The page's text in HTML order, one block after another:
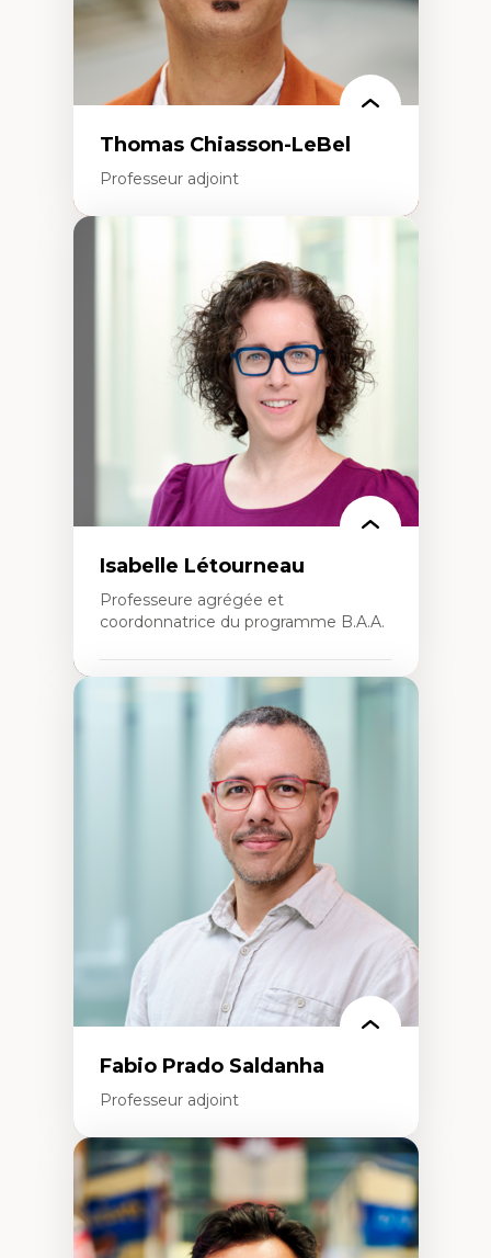
Thomas Chiasson-LeBel
Professeur adjoint
Théories du développement
Économie politique comparée
Élites économiques
Sociologie économique
Extractivisme
Classes sociales
Mouvements sociaux
Théories de l’État
Isabelle Létourneau
Professeure agrégée et
coordonnatrice du programme B.A.A.
Expertises
Conciliation travail-vie personnelle
Gestion des ressources humaines
(attraction et fidélisation de la main-
Responsabilité sociale des organisations
Interventions organisationnelles
Comportement organisationnel
(mobilisation au travail)
Recherche qualitative
Éthique des affaires
Fabio Prado Saldanha
Professeur adjoint
Expertises
Innovation sociale
Technologies sociales
Entrepreneuriat social et collectif